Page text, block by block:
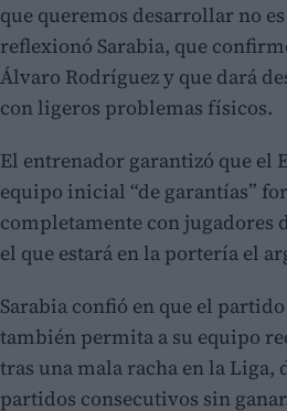
que queremos desarrollar no
reflexionó Sarabia, que
Álvaro Rodríguez y que dará
con ligeros problemas físicos.
El entrenador garantizó que el
equipo inicial “de garantías”
completamente con jugadores
el que estará en la portería el
Sarabia confió en que el
también permita a su equipo
tras una mala racha en la Liga,
partidos consecutivos sin